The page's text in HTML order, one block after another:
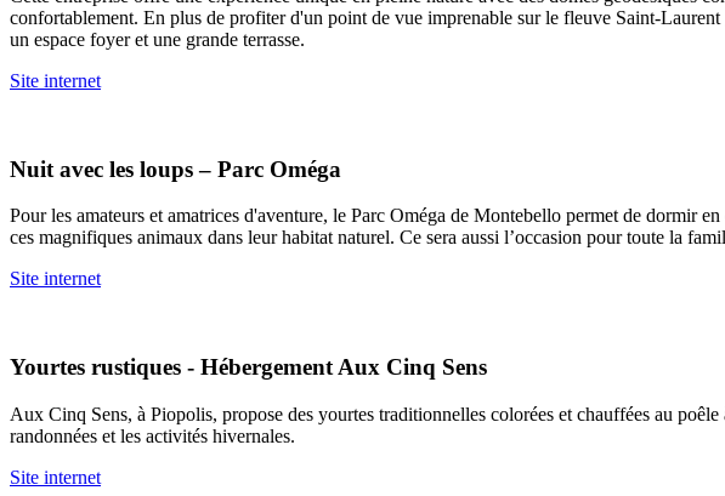
confortablement. En plus de profiter d'un point de vue imprenable sur le fleuve Saint-
un espace foyer et une grande terrasse.
Site internet
Nuit avec les loups – Parc Oméga
Pour les amateurs et amatrices d'aventure, le Parc Oméga de Montebello permet de dormir
ces magnifiques animaux dans leur habitat naturel. Ce sera aussi l’occasion pour toute la
Site internet
Yourtes rustiques - Hébergement Aux Cinq Sens
Aux Cinq Sens, à Piopolis, propose des yourtes traditionnelles colorées et chauffées au
randonnées et les activités hivernales.
Site internet